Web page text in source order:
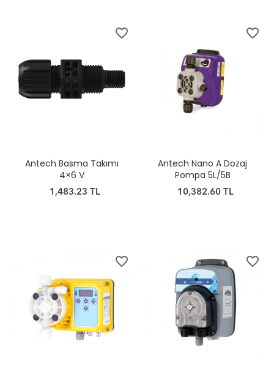
favorite_border
Antech Basma Takımı
4×6 V
1,483.23 TL
favorite_border
Antech Nano A Dozaj
Pompa 5L/5B
10,382.60 TL
favorite_border favorite_border